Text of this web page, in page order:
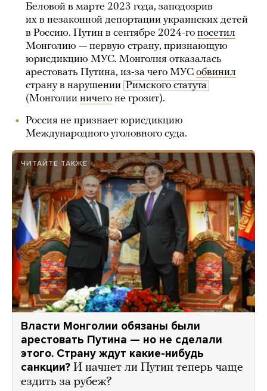
Беловой в марте 2023 года, заподозрив
их в незаконной депортации украинских детей
в Россию. Путин в сентябре 2024-го посетил
Монголию — первую страну, признающую
юрисдикцию МУС. Монголия отказалась
арестовать Путина, из-за чего МУС обвинил
страну в нарушении Римского статута
(Монголии ничего не грозит).
Россия не признает юрисдикцию
Международного уголовного суда.
ЧИТАЙТЕ ТАКЖЕ
Власти Монголии обязаны были
арестовать Путина — но не сделали
этого. Страну ждут какие-нибудь
санкции? И начнет ли Путин теперь чаще
ездить за рубеж?